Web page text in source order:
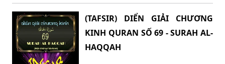
(TAFSIR) DIỂN GIẢI CHƯƠNG
KINH QURAN SỐ 69 - SURAH AL-
HAQQAH